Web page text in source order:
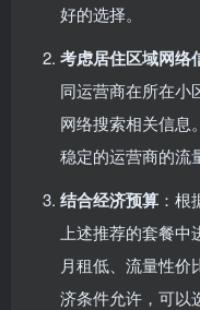
好的选择。
考虑居住区域网络
同运营商在所在小
网络搜索相关信息
稳定的运营商的流
结合经济预算 ：
上述推荐的套餐
月租低、流量性
济条件允许，可以